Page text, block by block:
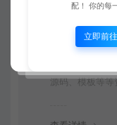
资源是每天更新
源码、模板等等
配！ 你的每
立即前往